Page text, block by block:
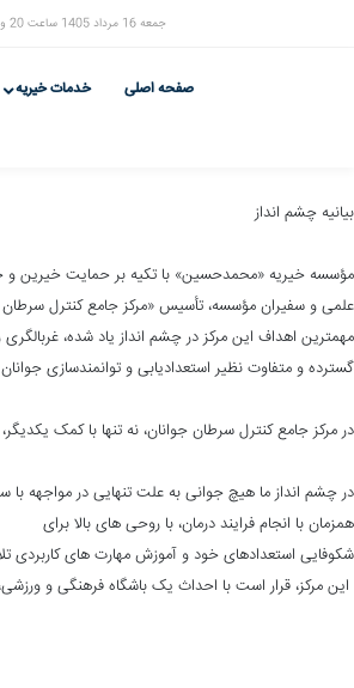
جمعه 16 مرداد 1405 ساعت 20 و 8 دقیقه
صفحه اصلی خدمات خیریه
بیانیه چشم انداز
مؤسسه خیریه «محمدحسین» با تکیه بر حمایت خیرین و
علمی و سفیران مؤسسه، تأسیس «مرکز جامع کنترل سرطان
مهمترین اهداف این مرکز در چشم انداز یاد شده،
گسترده و متفاوت نظیر استعدادیابی و توانمندسازی
در مرکز جامع کنترل سرطان جوانان، نه تنها با کمک
در چشم انداز ما هیچ جوانی به علت تنهایی در مواجهه با
همزمان با انجام فرایند درمان، با روحی های بالا برای
شکوفایی استعدادهای خود و آموزش مهارت های کاربردی
این مرکز، قرار است با احداث یک باشگاه فرهنگی و